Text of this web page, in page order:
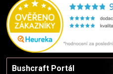
Bushcraft Portál